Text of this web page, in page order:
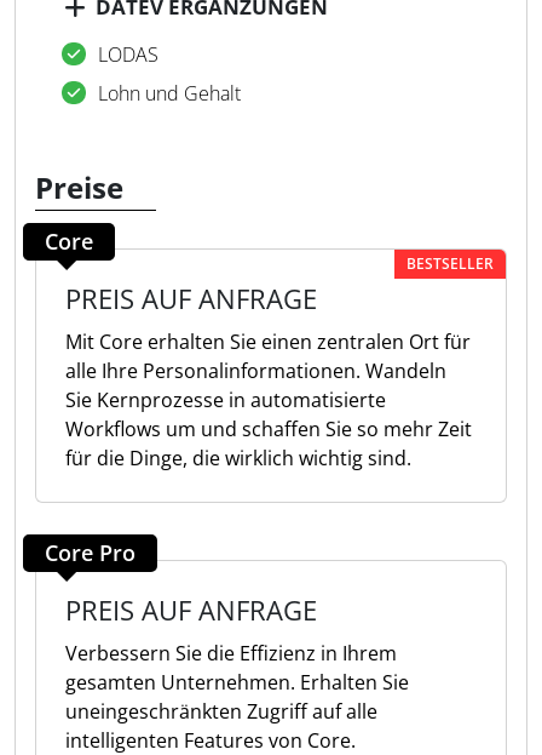
DATEV ERGÄNZUNGEN
LODAS
Lohn und Gehalt
Preise
Core
BESTSELLER
PREIS AUF ANFRAGE
Mit Core erhalten Sie einen zentralen Ort für
alle Ihre Personalinformationen. Wandeln
Sie Kernprozesse in automatisierte
Workflows um und schaffen Sie so mehr Zeit
für die Dinge, die wirklich wichtig sind.
Core Pro
PREIS AUF ANFRAGE
Verbessern Sie die Effizienz in Ihrem
gesamten Unternehmen. Erhalten Sie
uneingeschränkten Zugriff auf alle
intelligenten Features von Core.